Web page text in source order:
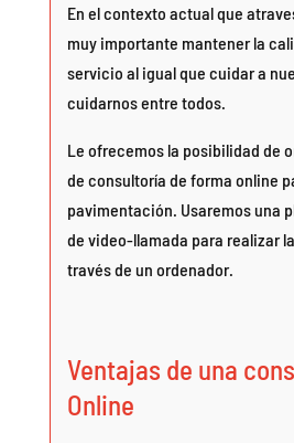
En el contexto actual que
muy importante mantener la
servicio al igual que cuidar a
cuidarnos entre todos.
Le ofrecemos la posibilidad de
de consultoría de forma online
pavimentación. Usaremos una
de video-llamada para realizar
través de un ordenador.
Ventajas de una
Online